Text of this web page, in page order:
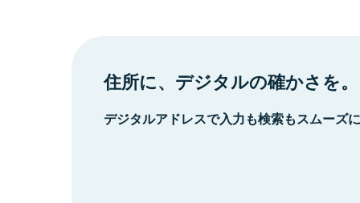
住所に、デジタルの確かさを。
デジタルアドレスで入力も検索もスムーズ